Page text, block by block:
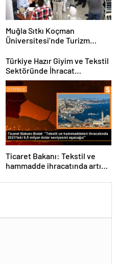
Muğla Sıtkı Koçman
Üniversitesi’nde Turizm
Buluştu
Türkiye Hazır Giyim ve Tekstil
Sektöründe İhracat
Hedeflerini Açıkladı
Ticaret Bakanı: Tekstil ve
hammadde ihracatında artış